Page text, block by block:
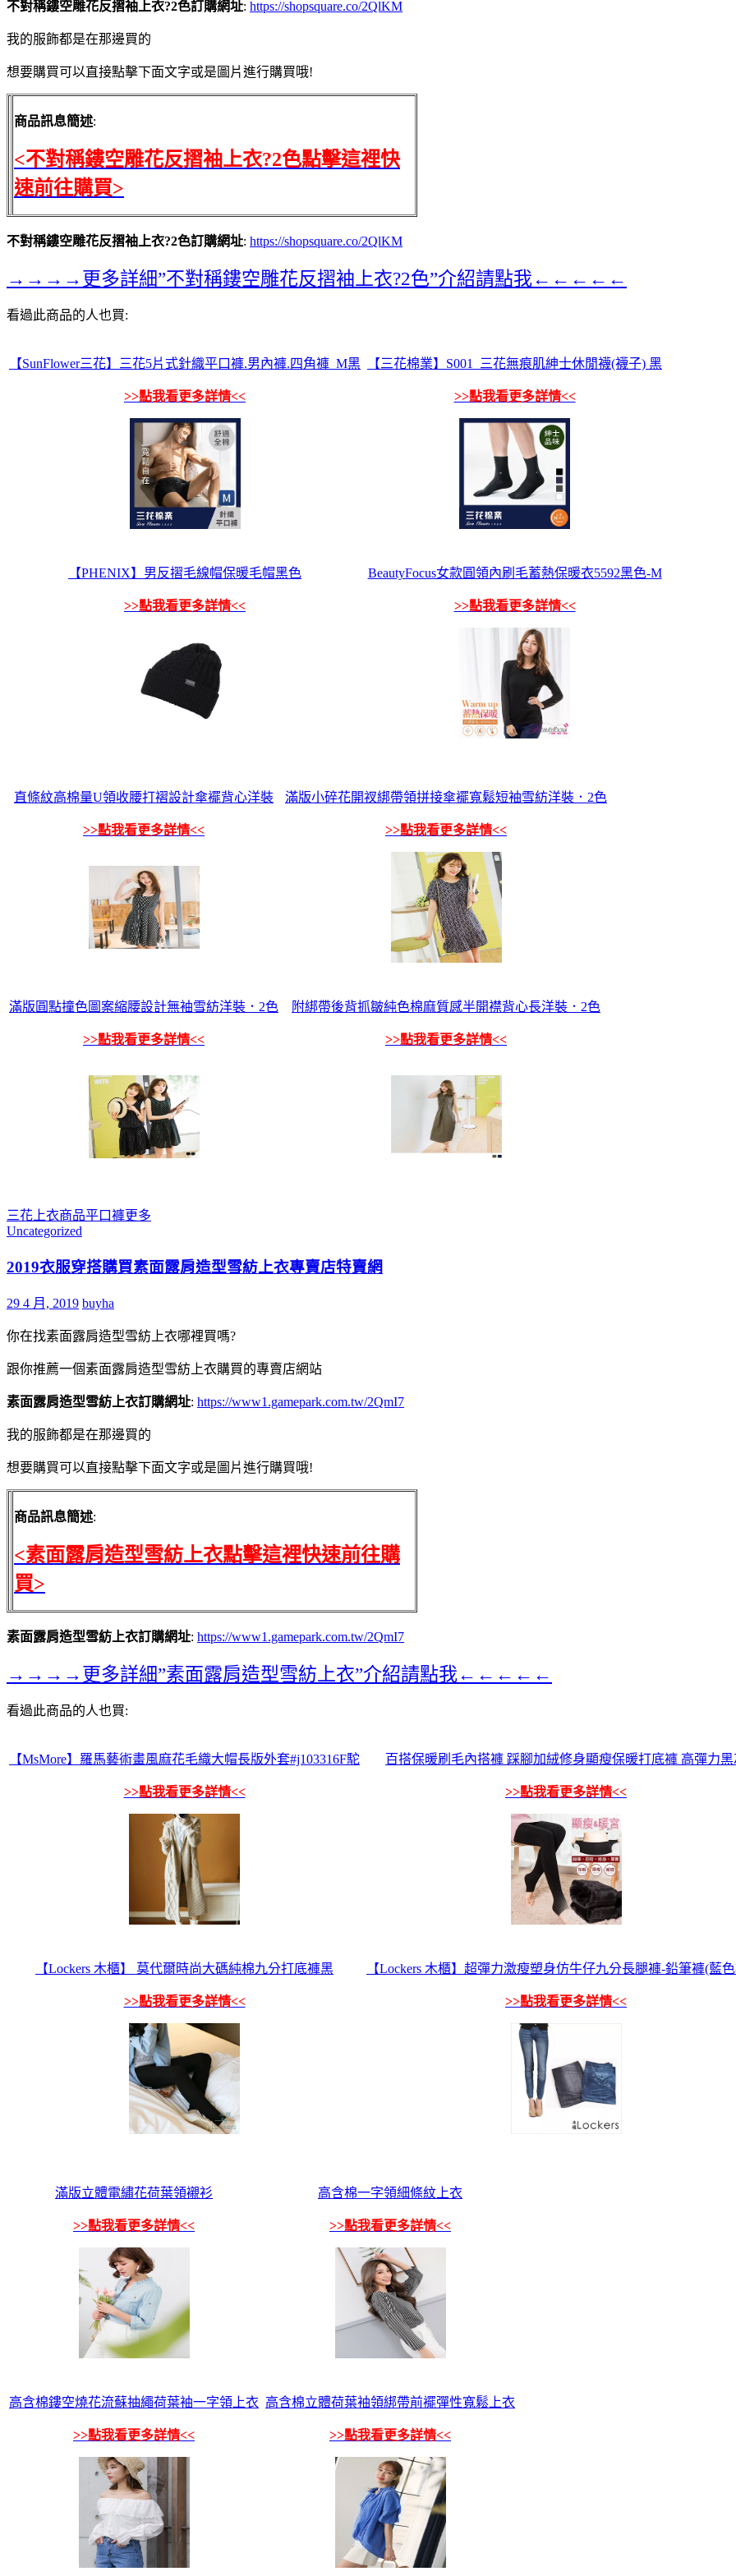
不對稱鏤空雕花反摺袖上衣?2色訂購網址: https://shopsquare.co/2QlKM
我的服飾都是在那邊買的
想要購買可以直接點擊下面文字或是圖片進行購買哦!
商品訊息簡述:
<不對稱鏤空雕花反摺袖上衣?2色點擊這裡快
速前往購買>
不對稱鏤空雕花反摺袖上衣?2色訂購網址: https://shopsquare.co/2QlKM
→→→→更多詳細”不對稱鏤空雕花反摺袖上衣?2色”介紹請點我←←←←←
看過此商品的人也買:
【SunFlower三花】三花5片式針織平口褲.男內褲.四角褲_M黑
>>點我看更多詳情<<
【三花棉業】S001_三花無痕肌紳士休閒襪(襪子) 黑
>>點我看更多詳情<<
【PHENIX】男反摺毛線帽保暖毛帽黑色
>>點我看更多詳情<<
BeautyFocus女款圓領內刷毛蓄熱保暖衣5592黑色-M
>>點我看更多詳情<<
直條紋高棉量U領收腰打褶設計傘襬背心洋裝
>>點我看更多詳情<<
滿版小碎花開衩綁帶領拼接傘襬寬鬆短袖雪紡洋裝．2色
>>點我看更多詳情<<
滿版圓點撞色圖案縮腰設計無袖雪紡洋裝．2色
>>點我看更多詳情<<
附綁帶後背抓皺純色棉麻質感半開襟背心長洋裝．2色
>>點我看更多詳情<<
三花 上衣商品平口褲更多
Uncategorized
2019衣服穿搭購買素面露肩造型雪紡上衣專賣店特賣網
29 4 月, 2019 buyha
你在找素面露肩造型雪紡上衣哪裡買嗎?
跟你推薦一個素面露肩造型雪紡上衣購買的專賣店網站
素面露肩造型雪紡上衣訂購網址: https://www1.gamepark.com.tw/2QmI7
我的服飾都是在那邊買的
想要購買可以直接點擊下面文字或是圖片進行購買哦!
商品訊息簡述:
<素面露肩造型雪紡上衣點擊這裡快速前往購
買>
素面露肩造型雪紡上衣訂購網址: https://www1.gamepark.com.tw/2QmI7
→→→→更多詳細”素面露肩造型雪紡上衣”介紹請點我←←←←←
看過此商品的人也買:
【MsMore】羅馬藝術畫風麻花毛織大帽長版外套#j103316F駝
>>點我看更多詳情<<
百搭保暖刷毛內搭褲 踩腳加絨修身顯瘦保暖打底褲 高彈力黑
>>點我看更多詳情<<
【Lockers 木櫃】 莫代爾時尚大碼純棉九分打底褲黑
>>點我看更多詳情<<
【Lockers 木櫃】超彈力激瘦塑身仿牛仔九分長腿褲-鉛筆褲(藍
>>點我看更多詳情<<
滿版立體電繡花荷葉領襯衫
>>點我看更多詳情<<
高含棉一字領細條紋上衣
>>點我看更多詳情<<
高含棉鏤空燒花流蘇抽繩荷葉袖一字領上衣
>>點我看更多詳情<<
高含棉立體荷葉袖領綁帶前襬彈性寬鬆上衣
>>點我看更多詳情<<